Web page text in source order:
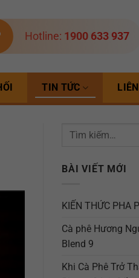
Hotline: 1900 633 937
TIN TỨC
BÀI VIẾT MỚI
KIẾN THỨC PHA
Cà phê Hương
Blend 9
Khi Cà Phê Trở